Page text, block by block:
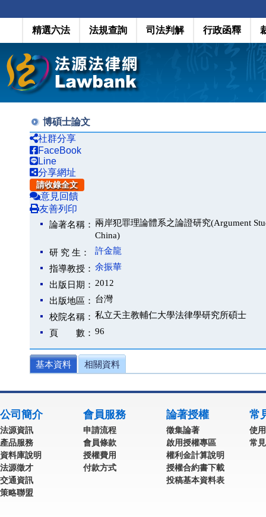
精選六法 法規查詢 司法判解 行政函釋
博碩士論文
社群分享
FaceBook
Line
分享網址
請收錄全文
意見回饋
友善列印
論著名稱： 兩岸犯罪理論體系之論證研究(Argument
China)
研 究 生：
許金龍
指導教授： 余振華
出版日期： 2012
出版地區： 台灣
校院名稱： 私立天主教輔仁大學法律學研究所碩士
頁 數： 96
基本資料 相關資料
公司簡介
法源資訊
產品服務
資料庫說明
法源徵才
交通資訊
策略聯盟
會員服務
申請流程
會員條款
授權費用
付款方式
論著授權
徵集論著
啟用授權專區
權利金計算說明
授權合約書下載
投稿基本資料表
常
使
常